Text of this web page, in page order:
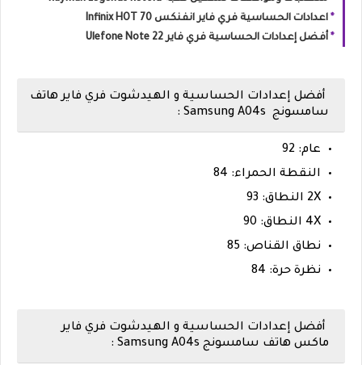
اعدادات الحساسية فري فاير انفنكس Infinix HOT 70
أفضل إعدادات الحساسية فري فاير Ulefone Note 22
أفضل إعدادات الحساسية و الهيدشوت فري فاير هاتف
سامسونج Samsung A04s :
عام: 92
النقطة الحمراء: 84
2X النطاق: 93
4X النطاق: 90
نطاق القناص: 85
نظرة حرة: 84
أفضل إعدادات الحساسية و الهيدشوت فري فاير
ماكس هاتف سامسونج Samsung A04s :